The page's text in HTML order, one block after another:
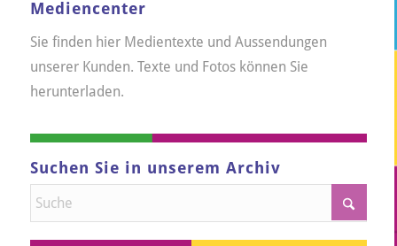
Mediencenter
Sie finden hier Medientexte und Aussendungen
unserer Kunden. Texte und Fotos können Sie
herunterladen.
Suchen Sie in unserem Archiv